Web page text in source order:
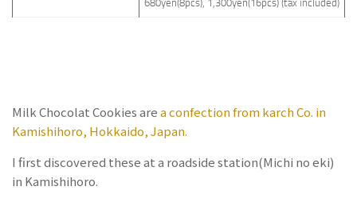
680yen(8pcs), 1,300yen(16pcs) (tax included)
Milk Chocolat Cookies area confection from karch Co. in
Kamishihoro, Hokkaido, Japan.
I first discovered these at a roadside station(Michi no eki)
in Kamishihoro.